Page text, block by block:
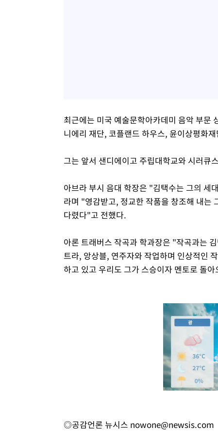
최근에는 미국 예술문학아카데미 음악 부문
니에리 재단, 코플랜드 하우스, 윤이상평화
그는 앞서 샌디에이고 주립대학교와 시러큐
아브라 부시 음대 학장은 "김택수는 그의 세
라며 "영감받고, 정교한 작품을 창조해 내는
다렸다"고 전했다.
아론 트래버스 작곡과 학과장은 "작곡과는
트라, 앙상블, 연주자와 작업하며 인상적인
하고 있고 우리도 그가 스승이자 멘토로 돌
◎공감언론 뉴시스 nowone@newsis.com